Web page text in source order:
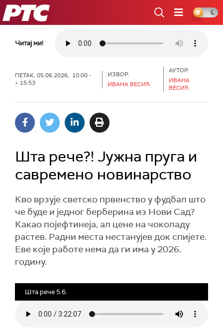
РТС
Читај ми!
ПЕТАК, 05.06.2026, 10:00 -
> 15:53
ИЗВОР:
ИВАНА ВЕСИЋ
АУТОР:
ИВАНА
ВЕСИЋ
Шта рече?! Јужна пруга и
савремено новинарство
Кво врзује светско првенство у фудбал што
че буде и једног берберина из Нови Сад?
Какао појефтинеја, ал цене на чоколаду
растев. Радни места нестанујев док спијете.
Еве које работе нема да ги има у 2026.
годину.
Шта рече 5.6.